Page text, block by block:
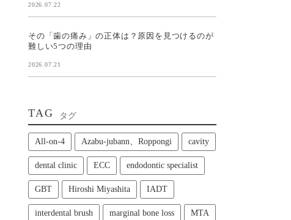
2026.07.22
その「歯の痛み」の正体は？原因を見つけるのが
難しい5つの理由
2026.07.21
TAG タグ
All‑on‑4 Azabu-jubann、Roppongi cavity
dental clinic ECC endodontic specialist
GBT Hiroshi Miyashita IADT
interdental brush marginal bone loss MTA